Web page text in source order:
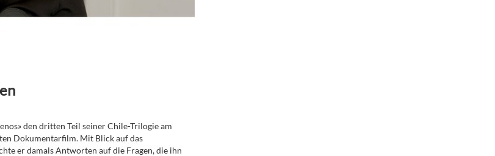
den dritten Teil seiner Chile-Trilogie am
Dokumentarfilm. Mit Blick auf das
er damals Antworten auf die Fragen, die ihn